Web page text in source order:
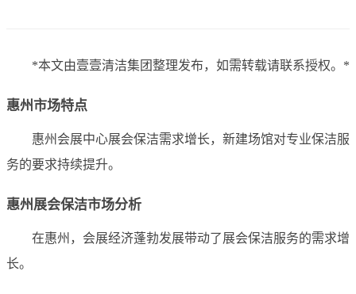
*本文由壹壹清洁集团整理发布，如需转载请联系授权。*
惠州市场特点
惠州会展中心展会保洁需求增长，新建场馆对专业保洁服
务的要求持续提升。
惠州展会保洁市场分析
在惠州，会展经济蓬勃发展带动了展会保洁服务的需求增
长。